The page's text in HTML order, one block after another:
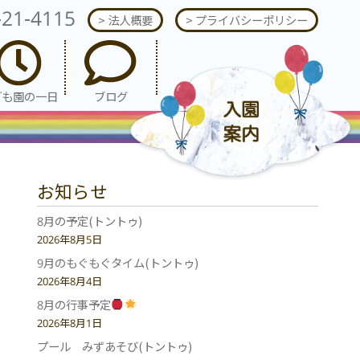
4115 > 法人概要 > プライバシーポリシー
園の一日 ブログ
お知らせ
8月の予定(トントゥ)
2026年8月5日
9月のもぐもぐタイム(トントゥ)
2026年8月4日
8月の行事予定
2026年8月1日
プール みずあそび(トントゥ)